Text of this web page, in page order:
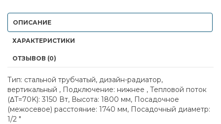
ОПИСАНИЕ
ХАРАКТЕРИСТИКИ
ОТЗЫВОВ (0)
Тип: стальной трубчатый, дизайн-радиатор,
вертикальный , Подключение: нижнее , Тепловой поток
(ΔT=70K): 3150 Вт, Высота: 1800 мм, Посадочное
(межосевое) расстояние: 1740 мм, Посадочный диаметр:
1/2 "